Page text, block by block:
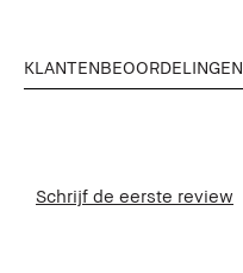
KLANTENBEOORDELINGEN
Schrijf de eerste review